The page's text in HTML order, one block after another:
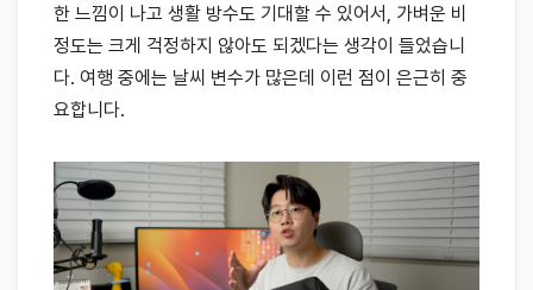
한 느낌이 나고 생활 방수도 기대할 수 있어서, 가벼운 비
정도는 크게 걱정하지 않아도 되겠다는 생각이 들었습니
다. 여행 중에는 날씨 변수가 많은데 이런 점이 은근히 중
요합니다.